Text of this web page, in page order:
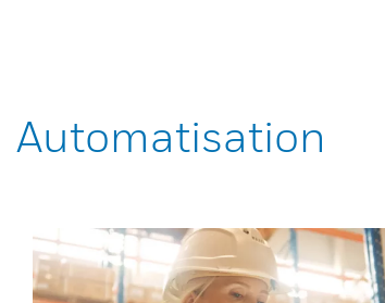
Automatisation